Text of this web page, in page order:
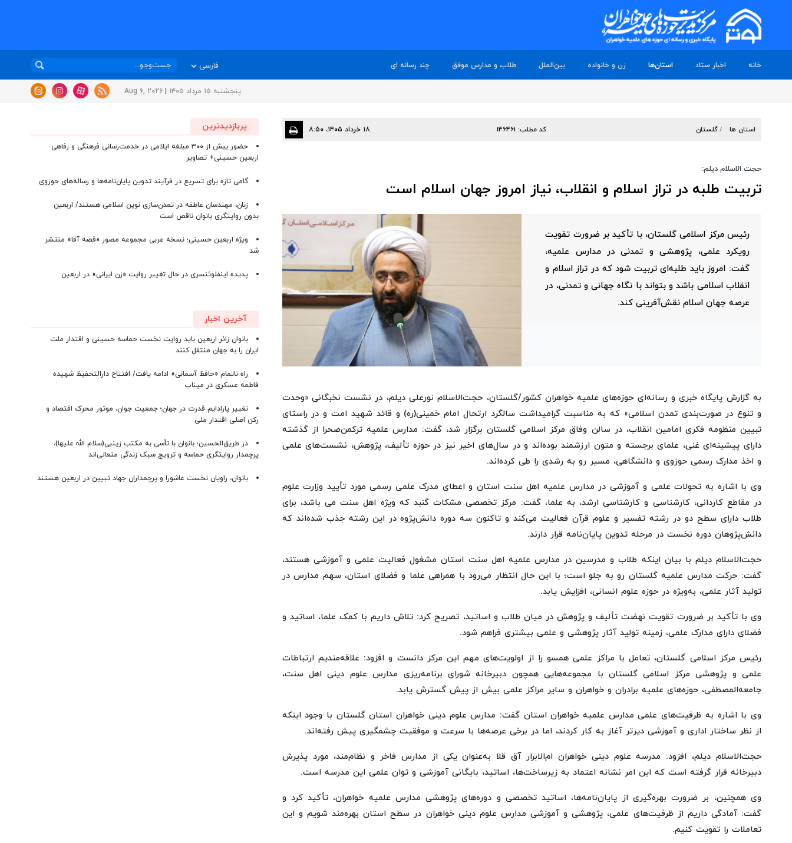
خانه اخبار ستاد استان‌ها زن و خانواده بین‌الملل طلاب و مدارس موفق چند رسانه ای
پنجشنبه ۱۵ مرداد ۱۴۰۵ Aug 6, 2026
استان ها گلستان کد مطلب: 146461 ۱۸ خرداد ۱۴۰۵، ۸:۵۰
حجت الاسلام دیلم:
تربیت طلبه در تراز اسلام و انقلاب، نیاز امروز جهان اسلام است
رئیس مرکز اسلامی گلستان، با تأکید بر ضرورت تقویت
رویکرد علمی، پژوهشی و تمدنی در مدارس علمیه،
گفت: امروز باید طلبه‌ای تربیت شود که در تراز اسلام و
انقلاب اسلامی باشد و بتواند با نگاه جهانی و تمدنی، در
عرصه جهان اسلام نقش‌آفرینی کند.
به گزارش پایگاه خبری و رسانه‌ای حوزه‌های علمیه خواهران کشور/گلستان، حجت‌الاسلام نورعلی دیلم، در نشست نخبگانی «وحدت
و تنوع در صورت‌بندی تمدن اسلامی» که به مناسبت گرامیداشت سالگرد ارتحال امام خمینی(ره) و قائد شهید امت و در راستای
تبیین منظومه فکری امامین انقلاب، در سالن وفاق مرکز اسلامی گلستان برگزار شد، گفت: مدارس علمیه ترکمن‌صحرا از گذشته
دارای پیشینه‌ای غنی، علمای برجسته و متون ارزشمند بوده‌اند و در سال‌های اخیر نیز در حوزه تألیف، پژوهش، نشست‌های علمی
و اخذ مدارک رسمی حوزوی و دانشگاهی، مسیر رو به رشدی را طی کرده‌اند.
وی با اشاره به تحولات علمی و آموزشی در مدارس علمیه اهل سنت استان و اعطای مدرک علمی رسمی مورد تأیید وزارت علوم
در مقاطع کاردانی، کارشناسی و کارشناسی ارشد، به علما، گفت: مرکز تخصصی مشکات گنبد که ویژه اهل سنت می باشد، برای
طلاب دارای سطح دو در رشته تفسیر و علوم قرآن فعالیت می‌کند و تاکنون سه دوره دانش‌پژوه در این رشته جذب شده‌اند که
دانش‌پژوهان دوره نخست در مرحله تدوین پایان‌نامه قرار دارند.
حجت‌الاسلام دیلم با بیان اینکه طلاب و مدرسین در مدارس علمیه اهل سنت استان مشغول فعالیت علمی و آموزشی هستند،
گفت: حرکت مدارس علمیه گلستان رو به جلو است؛ با این حال انتظار می‌رود با همراهی علما و فضلای استان، سهم مدارس در
تولید آثار علمی، به‌ویژه در حوزه علوم انسانی، افزایش یابد.
وی با تأکید بر ضرورت تقویت نهضت تألیف و پژوهش در میان طلاب و اساتید، تصریح کرد: تلاش داریم با کمک علما، اساتید و
فضلای دارای مدارک علمی، زمینه تولید آثار پژوهشی و علمی بیشتری فراهم شود.
رئیس مرکز اسلامی گلستان، تعامل با مراکز علمی همسو را از اولویت‌های مهم این مرکز دانست و افزود: علاقه‌مندیم ارتباطات
علمی و پژوهشی مرکز اسلامی گلستان با مجموعه‌هایی همچون دبیرخانه شورای برنامه‌ریزی مدارس علوم دینی اهل سنت،
جامعه‌المصطفی، حوزه‌های علمیه برادران و خواهران و سایر مراکز علمی بیش از پیش گسترش یابد.
وی با اشاره به ظرفیت‌های علمی مدارس علمیه خواهران استان گفت: مدارس علوم دینی خواهران استان گلستان با وجود اینکه
از نظر ساختار اداری و آموزشی دیرتر آغاز به کار کردند، اما در برخی عرصه‌ها با سرعت و موفقیت چشمگیری پیش رفته‌اند.
حجت‌الاسلام دیلم، افزود: مدرسه علوم دینی خواهران ام‌الابرار آق قلا به‌عنوان یکی از مدارس فاخر و نظام‌مند، مورد پذیرش
دبیرخانه قرار گرفته است که این امر نشانه اعتماد به زیرساخت‌ها، اساتید، بایگانی آموزشی و توان علمی این مدرسه است.
وی همچنین، بر ضرورت بهره‌گیری از پایان‌نامه‌ها، اساتید تخصصی و دوره‌های پژوهشی مدارس علمیه خواهران، تأکید کرد و
گفت: آمادگی داریم از ظرفیت‌های علمی، پژوهشی و آموزشی مدارس علوم دینی خواهران در سطح استان بهره‌مند شویم و این
تعاملات را تقویت کنیم.
پربازدیدترین
حضور بیش از ۳۰۰ مبلغه ایلامی در خدمت‌رسانی فرهنگی و رفاهی
اربعین حسینی+ تصاویر
گامی تازه برای تسریع در فرآیند تدوین پایان‌نامه‌ها و رساله‌های حوزوی
زنان، مهندسان عاطفه در تمدن‌سازی نوین اسلامی هستند/ اربعین
بدون روایتگری بانوان ناقص است
ویژه اربعین حسینی؛ نسخه عربی مجموعه مصور «قصه آقا» منتشر
شد
پدیده اینفلوئنسری در حال تغییر روایت «زن ایرانی» در اربعین
آخرین اخبار
بانوان زائر اربعین باید روایت نخست حماسه حسینی و اقتدار ملت
ایران را به جهان منتقل کنند
راه ناتمام «حافظ آسمانی» ادامه یافت/ افتتاح دارالتحفیظ شهیده
فاطمه عسکری در میناب
تغییر پارادایم قدرت در جهان؛ جمعیت جوان، موتور محرک اقتصاد و
رکن اصلی اقتدار ملی
در طریق‌الحسین؛ بانوان با تأسی به مکتب زینبی(سلام الله علیها)،
پرچمدار روایتگری حماسه و ترویج سبک زندگی متعالی‌اند
بانوان، راویان نخست عاشورا و پرچمداران جهاد تبیین در اربعین هستند